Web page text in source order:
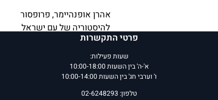
אהרן אופנהיימר, פרופסור
להיסטוריה של עם ישראל
באוניברסיטת תל אביב, היה
מן החוקרים הנדירים
שהקימו וביססו תחום
מחקרי שלם. מחקריו שִחזרו
תמונה היסטורית עשירה
פרטי התקשרות
שעות פעילות:
א'-ה' בין השעות 10:00-18:00
ו' וערבי חג' בין השעות 10:00-14:00
טלפון: 02-6248293